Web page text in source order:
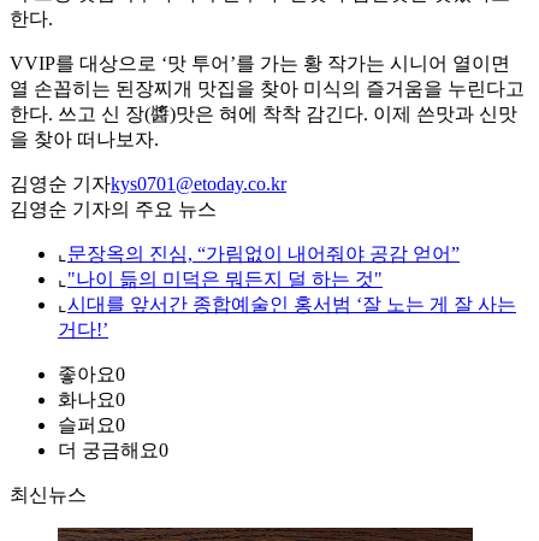
한다.
VVIP를 대상으로 ‘맛 투어’를 가는 황 작가는 시니어 열이면
열 손꼽히는 된장찌개 맛집을 찾아 미식의 즐거움을 누린다고
한다. 쓰고 신 장(醬)맛은 혀에 착착 감긴다. 이제 쓴맛과 신맛
을 찾아 떠나보자.
김영순 기자kys0701@etoday.co.kr
김영순 기자의 주요 뉴스
⌞ 문장옥의 진심, “가림없이 내어줘야 공감 얻어”
⌞ "나이 듦의 미덕은 뭐든지 덜 하는 것"
⌞ 시대를 앞서간 종합예술인 홍서범 ‘잘 노는 게 잘 사는
거다!’
좋아요0
화나요0
슬퍼요0
더 궁금해요0
최신뉴스